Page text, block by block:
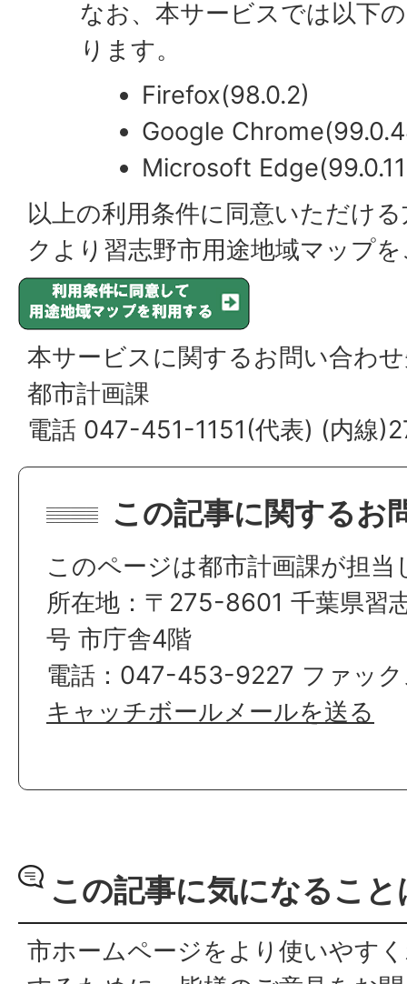
なお、本サービスでは以下
ります。
Firefox(98.0.2)
Google
Microsoft
以上の利用条件に同意いただけ
クより習志野市用途地域マップ
本サービスに関するお問い合わ
都市計画課
電話 047-451-1151(代表) (内線
この記事に関するお
このページは都市計画課が担当
所在地：〒275-8601 千葉県習
号 市庁舎4階
電話：047-453-9227 ファッ
キャッチボールメールを送る
この記事に気になるこ
市ホームページをより使いやす